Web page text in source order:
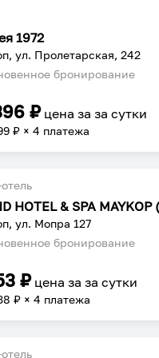
1972
ул. Пролетарская, 242
бронирование
₽ цена заза сутки
₽ × 4 платежа
ул. Мопра 127
бронирование
₽ цена заза сутки
₽ × 4 платежа